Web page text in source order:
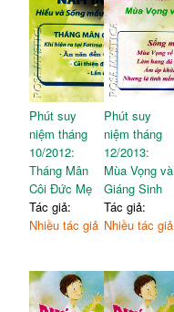
Phút suy
niệm tháng
10/2012:
Tháng Mân
Côi Đức Mẹ
Tác giả:
Nhiều tác giả
Phút suy
niệm tháng
12/2013:
Mùa Vọng và
Giáng Sinh
Tác giả:
Nhiều tác giả